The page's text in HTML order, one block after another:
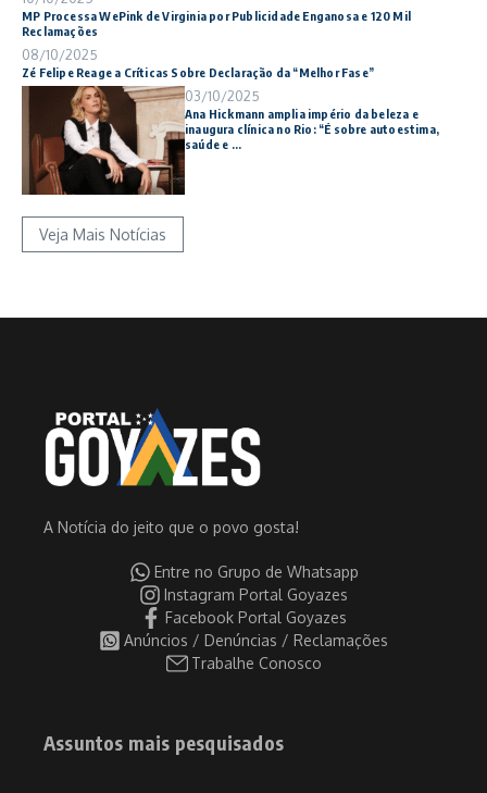
MP Processa WePink de Virginia por Publicidade Enganosa e 120 Mil
Reclamações
08/10/2025
Zé Felipe Reage a Críticas Sobre Declaração da “Melhor Fase”
03/10/2025
Ana Hickmann amplia império da beleza e
inaugura clínica no Rio: “É sobre autoestima,
saúde e ...
Veja Mais Notícias
A Notícia do jeito que o povo gosta!
Entre no Grupo de Whatsapp
Instagram Portal Goyazes
Facebook Portal Goyazes
Anúncios / Denúncias / Reclamações
Trabalhe Conosco
Assuntos mais pesquisados